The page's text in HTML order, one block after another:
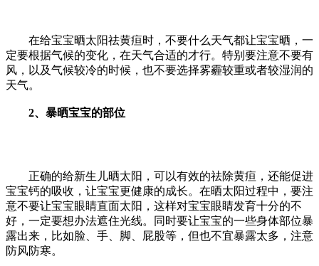
在给宝宝晒太阳祛黄疸时，不要什么天气都让宝宝晒，一
定要根据气候的变化，在天气合适的才行。特别要注意不要有
风，以及气候较冷的时候，也不要选择雾霾较重或者较湿润的
天气。
2、暴晒宝宝的部位
正确的给新生儿晒太阳，可以有效的祛除黄疸，还能促进
宝宝钙的吸收，让宝宝更健康的成长。在晒太阳过程中，要注
意不要让宝宝眼睛直面太阳，这样对宝宝眼睛发育十分的不
好，一定要想办法遮住光线。同时要让宝宝的一些身体部位暴
露出来，比如脸、手、脚、屁股等，但也不宜暴露太多，注意
防风防寒。